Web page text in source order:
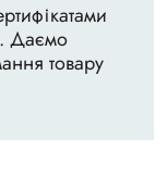
Даємо
товару